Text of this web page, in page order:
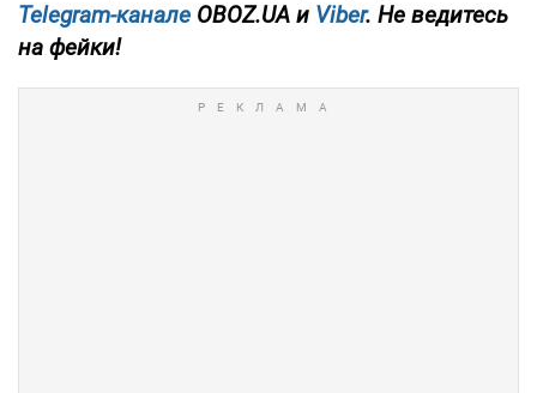
Telegram-канале OBOZ.UA и Viber. Не ведитесь
на фейки!